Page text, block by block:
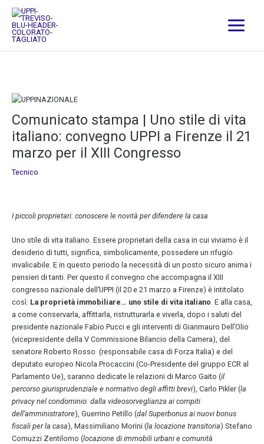
contenuto
P
e
r
a
o
e
n
t
o
P
e
r
a
o
Comunicato stampa | Uno stile di vita
italiano: convegno UPPI a Firenze il 21
marzo per il XIII Congresso
Tecnico
I piccoli proprietari: conoscere le novità per difendere la casa
Uno stile di vita italiano. Essere proprietari della casa in cui viviamo è il
desiderio di tutti, significa, simbolicamente, possedere un rifugio
invalicabile. E in questo periodo la necessità di un posto sicuro anima i
pensieri di tanti. Per questo il convegno che accompagna il XIII
congresso nazionale dell’UPPI (il 20 e 21 marzo a Firenze) è intitolato
così: La proprietà immobiliare… uno stile di vita italiano. E alla casa,
a come conservarla, affittarla, ristrutturarla e viverla, dopo i saluti del
presidente nazionale Fabio Pucci e gli interventi di Gianmauro Dell’Olio
(vicepresidente della V Commissione Bilancio della Camera), del
senatore Roberto Rosso (responsabile casa di Forza Italia) e del
deputato europeo Nicola Procaccini (Co-Presidente del gruppo ECR al
Parlamento Ue), saranno dedicate le relazioni di Marco Gaito (il
percorso giurisprudenziale e normativo degli affitti brevi), Carlo Pikler (la
privacy nel condominio: dalla videosorveglianza ai compiti
dell’amministratore), Guerrino Petillo (dal Superbonus ai nuovi bonus
fiscali per la casa), Massimiliano Morini (la locazione transitoria) Stefano
Comuzzi Zentilomo (locazione di immobili urbani e comunità